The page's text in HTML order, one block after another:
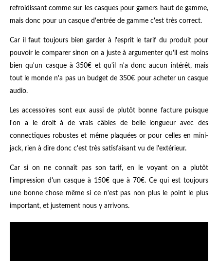
refroidissant comme sur les casques pour gamers haut de gamme,
mais donc pour un casque d'entrée de gamme c'est très correct.
Car il faut toujours bien garder à l'esprit le tarif du produit pour
pouvoir le comparer sinon on a juste à argumenter qu'il est moins
bien qu'un casque à 350€ et qu'il n'a donc aucun intérêt, mais
tout le monde n'a pas un budget de 350€ pour acheter un casque
audio.
Les accessoires sont eux aussi de plutôt bonne facture puisque
l'on a le droit à de vrais câbles de belle longueur avec des
connectiques robustes et même plaquées or pour celles en mini-
jack, rien à dire donc c'est très satisfaisant vu de l'extérieur.
Car si on ne connaît pas son tarif, en le voyant on a plutôt
l'impression d'un casque à 150€ que à 70€. Ce qui est toujours
une bonne chose même si ce n'est pas non plus le point le plus
important, et justement nous y arrivons.